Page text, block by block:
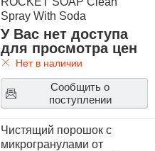
Spray With Soda
У Вас нет доступа
для просмотра цен
Нет в наличии
Сообщить о
поступлении
Чистящий порошок с
микрогранулами от